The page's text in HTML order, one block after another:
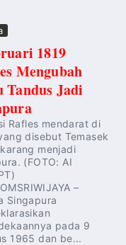
1819
Mengubah
Tandus Jadi
Rafles mendarat di
disebut Temasek
menjadi
(FOTO: AI
–
Singapura
pada 9
1965 dan be...